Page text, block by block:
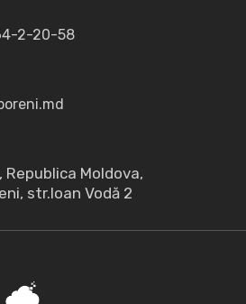
2-20-58
Republica Moldova,
str.Ioan Vodă 2